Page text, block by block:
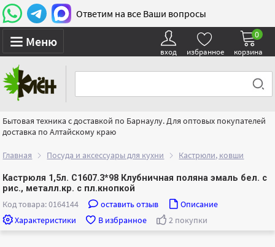
Ответим на все Ваши вопросы
Меню
вход избранное корзина
0
Бытовая техника с доставкой по Барнаулу. Для оптовых покупателей
доставка по Алтайскому краю
Главная Посуда и аксессуары для кухни Кастрюли, ковши
Кастрюля 1,5л. С1607.3*98 Клубничная поляна эмаль бел. с
рис., металл.кр. с пл.кнопкой
Код товара: 0164144 оставить отзыв
Описание
Характеристики
В избранное 2 покупки